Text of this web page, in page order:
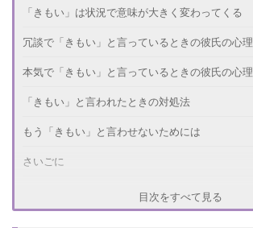
「きもい」は状況で意味が大きく変わってくる
冗談で「きもい」と言っているときの彼氏の心理
本気で「きもい」と言っているときの彼氏の心理
「きもい」と言われたときの対処法
もう「きもい」と言わせないためには
さいごに
目次をすべて見る